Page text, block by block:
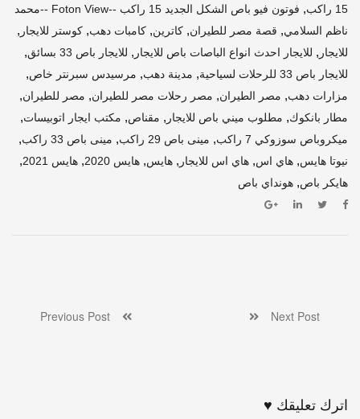
15 راكب
,
فوتون فيو باص الشكل الجديد 15 راكب --Foton View --محمد
ناظم السلامي, قصة مصر للطيران, كاترين, كامبات دهب, كوستر للايجار ,
للايجار , للايجار احدث انواع الباصات باص للايجار , للايجار باص 33 بسائق ,
للايجار باص 33 للرحلات لسياحية , مدينة دهب, مرسيدس سبرنتر خاص,
مزارات دهب, مصر الطيران, مصر رحلات مصر للطيران, مصر للطيران,
مطار بانكوك, مطلوب ميني باص للايجار , مقناص, مكتب ايجار اتوبيسات,
ميكروباص سوزوكي 7 راكب , مينى باص 29 راكب , مينى باص 33 راكب ,
نيوتا هايس, هاي اس, هاي اس للايجار , هايس, هايس 2020 , هايس 2021 ,
هايكر باص, هونداي باص
Next Post
اترك تعليقك ♥